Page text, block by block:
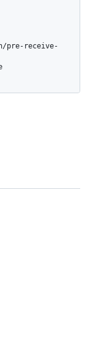
pre-receive-